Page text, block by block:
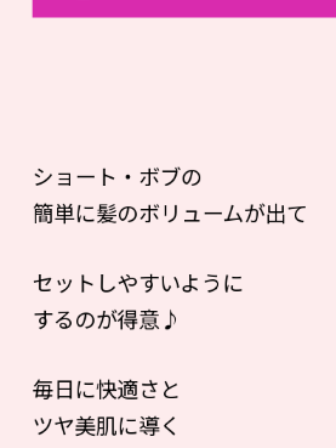
ショート・ボブの
簡単に髪のボリュームが出て
セットしやすいように
するのが得意♪
毎日に快適さと
ツヤ美肌に導く